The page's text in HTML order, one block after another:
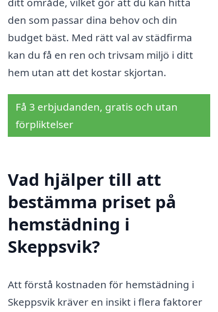
den som passar dina behov och din
budget bäst. Med rätt val av städfirma
kan du få en ren och trivsam miljö i ditt
hem utan att det kostar skjortan.
Få 3 erbjudanden, gratis och utan
förpliktelser
Vad hjälper till att
bestämma priset på
hemstädning i
Skeppsvik?
Att förstå kostnaden för hemstädning i
Skeppsvik kräver en insikt i flera faktorer